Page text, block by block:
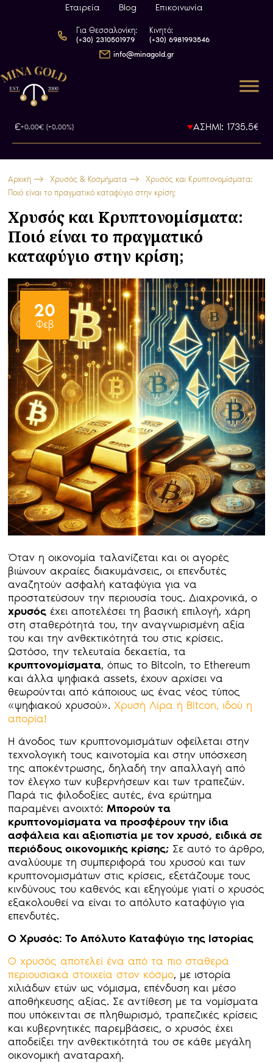
Εταιρεία Blog Επικοινωνία
Για Θεσσαλονίκη:
(+30) 2310501979
Κινητό:
(+30) 6981993546
info@minagold.gr
+0.00€ (+0.00%) ΑΣΗΜΙ: 1735.5€-0.00€ (-
Αρχική Χρυσός & Κοσμήματα
Χρυσός και Κρυπτονομίσματα:
Ποιό είναι το πραγματικό καταφύγιο στην κρίση;
Χρυσός και Κρυπτονομίσματα:
Ποιό είναι το πραγματικό
καταφύγιο στην κρίση;
20
Φεβ
Όταν η οικονομία ταλανίζεται και οι αγορές
βιώνουν ακραίες διακυμάνσεις, οι επενδυτές
αναζητούν ασφαλή καταφύγια για να
προστατεύσουν την περιουσία τους. Διαχρονικά, ο
χρυσός έχει αποτελέσει τη βασική επιλογή, χάρη
στη σταθερότητά του, την αναγνωρισμένη αξία
του και την ανθεκτικότητά του στις κρίσεις.
Ωστόσο, την τελευταία δεκαετία, τα
κρυπτονομίσματα, όπως το Bitcoin, το Ethereum
και άλλα ψηφιακά assets, έχουν αρχίσει να
θεωρούνται από κάποιους ως ένας νέος τύπος
«ψηφιακού χρυσού».Χρυσή Λίρα ή Bitcon, ιδού η
απορία!
Η άνοδος των κρυπτονομισμάτων οφείλεται στην
τεχνολογική τους καινοτομία και στην υπόσχεση
της αποκέντρωσης, δηλαδή την απαλλαγή από
τον έλεγχο των κυβερνήσεων και των τραπεζών.
Παρά τις φιλοδοξίες αυτές, ένα ερώτημα
παραμένει ανοιχτό:Μπορούν τα
κρυπτονομίσματα να προσφέρουν την ίδια
ασφάλεια και αξιοπιστία με τον χρυσό, ειδικά σε
περιόδους οικονομικής κρίσης; Σε αυτό το άρθρο,
αναλύουμε τη συμπεριφορά του χρυσού και των
κρυπτονομισμάτων στις κρίσεις, εξετάζουμε τους
κινδύνους του καθενός και εξηγούμε γιατί ο χρυσός
εξακολουθεί να είναι το απόλυτο καταφύγιο για
επενδυτές.
Ο Χρυσός: Το Απόλυτο Καταφύγιο της Ιστορίας
Ο χρυσός αποτελεί ένα από τα πιο σταθερά
περιουσιακά στοιχεία στον κόσμο, με ιστορία
χιλιάδων ετών ως νόμισμα, επένδυση και μέσο
αποθήκευσης αξίας. Σε αντίθεση με τα νομίσματα
που υπόκεινται σε πληθωρισμό, τραπεζικές κρίσεις
και κυβερνητικές παρεμβάσεις, ο χρυσός έχει
αποδείξει την ανθεκτικότητά του σε κάθε μεγάλη
οικονομική αναταραχή.